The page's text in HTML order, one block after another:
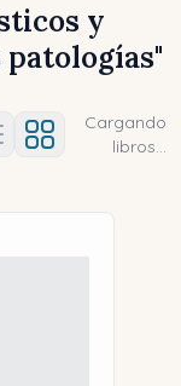
y
"
Título (z-a)
Cargando
libros...